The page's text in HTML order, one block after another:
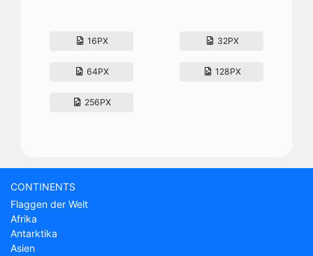
16PX 32PX
64PX 128PX
256PX
CONTINENTS
Flaggen der Welt
Afrika
Antarktika
Asien